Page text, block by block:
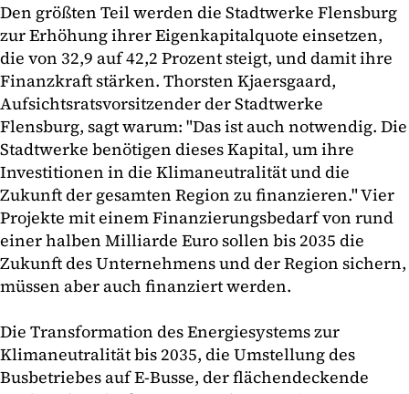
Den größten Teil werden die Stadtwerke Flensburg
zur Erhöhung ihrer Eigenkapitalquote einsetzen,
die von 32,9 auf 42,2 Prozent steigt, und damit ihre
Finanzkraft stärken. Thorsten Kjaersgaard,
Aufsichtsratsvorsitzender der Stadtwerke
Flensburg, sagt warum: "Das ist auch notwendig. Die
Stadtwerke benötigen dieses Kapital, um ihre
Investitionen in die Klimaneutralität und die
Zukunft der gesamten Region zu finanzieren." Vier
Projekte mit einem Finanzierungsbedarf von rund
einer halben Milliarde Euro sollen bis 2035 die
Zukunft des Unternehmens und der Region sichern,
müssen aber auch finanziert werden.
Die Transformation des Energiesystems zur
Klimaneutralität bis 2035, die Umstellung des
Busbetriebes auf E-Busse, der flächendeckende